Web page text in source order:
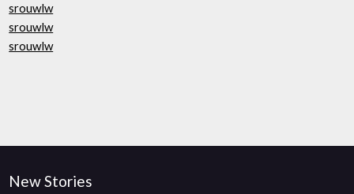
srouwlw
srouwlw
srouwlw
New Stories